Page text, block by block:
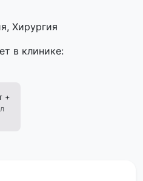
Хирургия
в клинике:
+